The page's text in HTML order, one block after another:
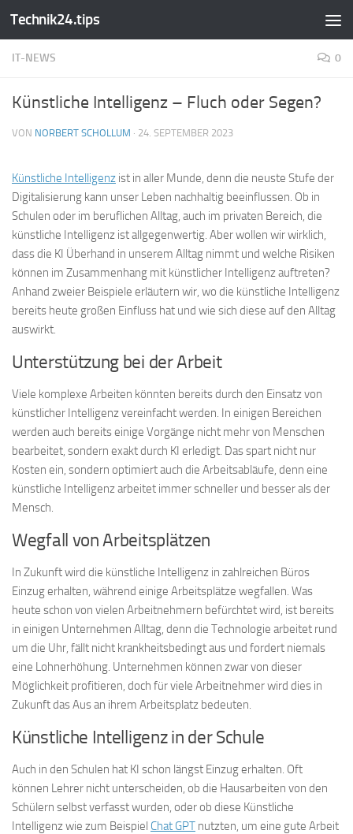
Zum Inhalt springen
Technik24.tips
IT-NEWS 0
Künstliche Intelligenz – Fluch oder Segen?
VON NORBERT SCHOLLUM · 24. SEPTEMBER 2023
Künstliche Intelligenz ist in aller Munde, denn die neuste Stufe der
Digitalisierung kann unser Leben nachhaltig beeinflussen. Ob in
Schulen oder im beruflichen Alltag, auch im privaten Bereich, die
künstliche Intelligenz ist allgegenwertig. Aber wollen wir wirklich,
dass die KI Überhand in unserem Alltag nimmt und welche Risiken
können im Zusammenhang mit künstlicher Intelligenz auftreten?
Anhand zweier Beispiele erläutern wir, wo die künstliche Intelligenz
bereits heute großen Einfluss hat und wie sich diese auf den Alltag
auswirkt.
Unterstützung bei der Arbeit
Viele komplexe Arbeiten könnten bereits durch den Einsatz von
künstlicher Intelligenz vereinfacht werden. In einigen Bereichen
werden auch bereits einige Vorgänge nicht mehr von Menschen
bearbeitet, sondern exakt durch KI erledigt. Das spart nicht nur
Kosten ein, sondern optimiert auch die Arbeitsabläufe, denn eine
künstliche Intelligenz arbeitet immer schneller und besser als der
Mensch.
Wegfall von Arbeitsplätzen
In Zukunft wird die künstliche Intelligenz in zahlreichen Büros
Einzug erhalten, während einige Arbeitsplätze wegfallen. Was
heute schon von vielen Arbeitnehmern befürchtet wird, ist bereits
in einigen Unternehmen Alltag, denn die Technologie arbeitet rund
um die Uhr, fällt nicht krankheitsbedingt aus und fordert niemals
eine Lohnerhöhung. Unternehmen können zwar von dieser
Möglichkeit profitieren, doch für viele Arbeitnehmer wird dies in
Zukunft das Aus an ihrem Arbeitsplatz bedeuten.
Künstliche Intelligenz in der Schule
Auch in den Schulen hat KI schon längst Einzug erhalten. Oft
können Lehrer nicht unterscheiden, ob die Hausarbeiten von den
Schülern selbst verfasst wurden, oder ob diese Künstliche
Intelligenz wie zum Beispiel Chat GPT nutzten, um eine gute Arbeit